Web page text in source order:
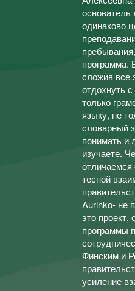
основатель
одинаково
программа.
сложив все
отдохнуть
только
языку, не
словарный
понимать и
изучаете.
отличаемся
тесной
Aurinko- не
это
программы
Финским и
усиление